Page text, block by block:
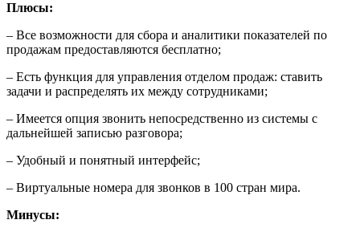
Плюсы:
– Все возможности для сбора и аналитики показателей по
продажам предоставляются бесплатно;
– Есть функция для управления отделом продаж: ставить
задачи и распределять их между сотрудниками;
– Имеется опция звонить непосредственно из системы с
дальнейшей записью разговора;
– Удобный и понятный интерфейс;
– Виртуальные номера для звонков в 100 стран мира.
Минусы: